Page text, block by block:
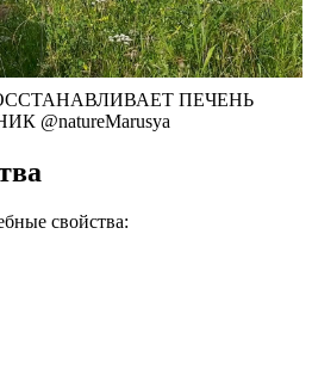
ПЕЧЕНЬ
@natureMarusya​
свойства: